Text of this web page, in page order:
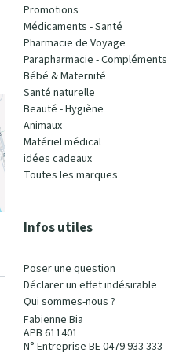
Promotions
Médicaments - Santé
Pharmacie de Voyage
Parapharmacie - Compléments
Bébé & Maternité
Santé naturelle
Beauté - Hygiène
Animaux
Matériel médical
idées cadeaux
Toutes les marques
Infos utiles
Poser une question
Déclarer un effet indésirable
Qui sommes-nous ?
Fabienne Bia
APB 611401
N° Entreprise BE 0479 933 333